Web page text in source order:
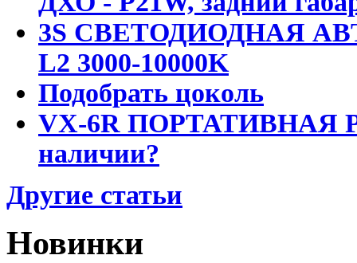
3S СВЕТОДИОДНАЯ
L2 3000-10000K
Подобрать цоколь
VX-6R ПОРТАТИВНАЯ
наличии?
Другие статьи
Новинки